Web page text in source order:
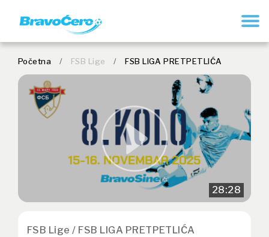
Početna / FSB Lige / FSB LIGA PRETPETLIĆA
28:28
FSB Lige / FSB LIGA PRETPETLIĆA